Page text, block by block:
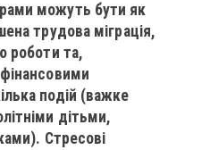
можуть бути як
трудова міграція,
роботи та,
подій (важке
дітьми,
Стресові